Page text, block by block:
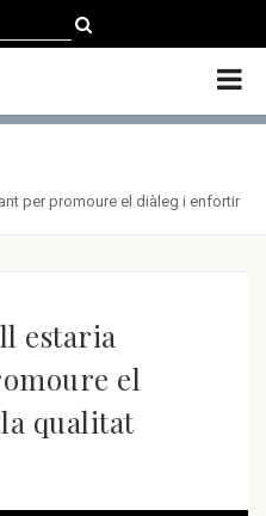
ENGLISH
per promoure el diàleg i enfortir
estaria
el
qualitat